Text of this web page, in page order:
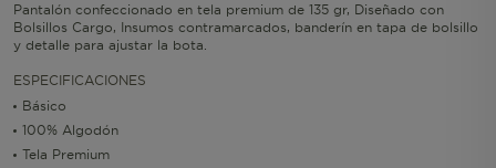
Pantalón confeccionado en tela premium de 135 gr, Diseñado con
Bolsillos Cargo, Insumos contramarcados, banderín en tapa de bolsillo
y detalle para ajustar la bota.
ESPECIFICACIONES
Básico
100% Algodón
Tela Premium